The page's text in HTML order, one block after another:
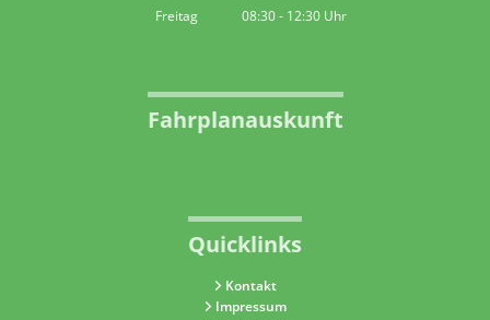
Von 14:00 bis 18:00 Uhr
Freitag 08:30- 12:30 Uhr
Fahrplanauskunft
Quicklinks
Kontakt
Impressum